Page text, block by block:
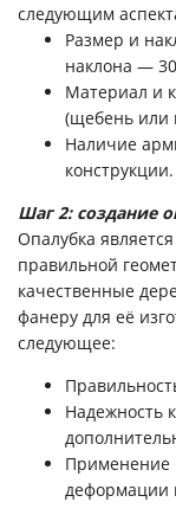
следующим
Размер и
наклона —
Материал и
(щебень или
Наличие
конструкции.
Шаг 2: создание
Опалубка
правильной
качественные
фанеру для её
следующее:
Надежность
Применение
деформации